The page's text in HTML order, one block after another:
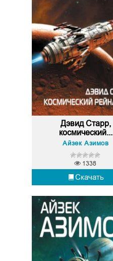
Дэвид Старр,
космический...
Айзек Азимов
Скачать
1338